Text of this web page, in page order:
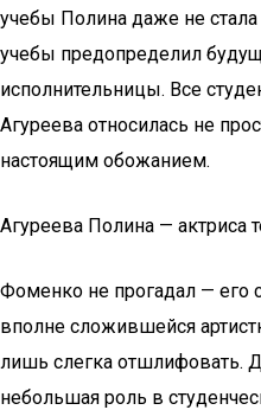
учебы Полина даже не
учебы предопределил
исполнительницы. Все
Агуреева относилась не
настоящим обожанием.
Агуреева Полина — актриса
Фоменко не прогадал — его
вполне сложившейся
лишь слегка отшлифовать.
небольшая роль в